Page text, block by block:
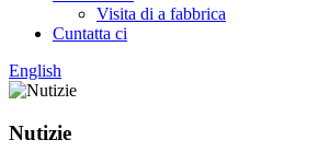
Visita di a fabbrica
Cuntatta ci
English
Nutizie